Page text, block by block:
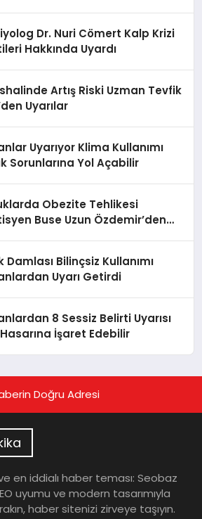
Dr. Nuri Cömert Kalp Krizi
Hakkında Uyardı
Artış Riski Uzman Tevfik
Uyarılar
Uyarıyor Klima Kullanımı
Sorunlarına Yol Açabilir
Obezite Tehlikesi
Buse Uzun Özdemir’den
Damlası Bilinçsiz Kullanımı
Uyarı Getirdi
8 Sessiz Belirti Uyarısı
İşaret Edebilir
Doğru Adresi
en iddialı haber teması: Seobaz
uyumu ve modern tasarımıyla
haber sitenizi zirveye taşıyın.